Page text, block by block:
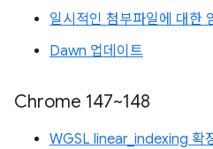
일시적인 첨부파일에 대한
Dawn 업데이트
Chrome 147~148
WGSL linear_indexing 확